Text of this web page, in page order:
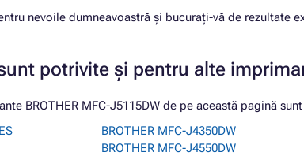
nevoile dumneavoastră și bucurați-vă de rezultate
potrivite și pentru alte
BROTHER MFC-J5115DW de pe această pagină
BROTHER MFC-J4350DW
BROTHER MFC-J4550DW